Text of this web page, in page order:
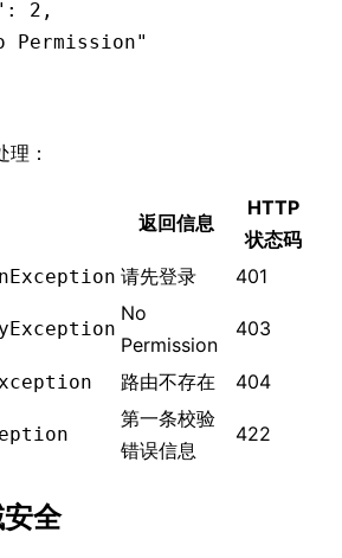
: 2 ,
Permission"
：
返回信息
HTTP
状态码
请先登录 401
No
Permission
403
路由不存在 404
第一条校验
错误信息
422
全